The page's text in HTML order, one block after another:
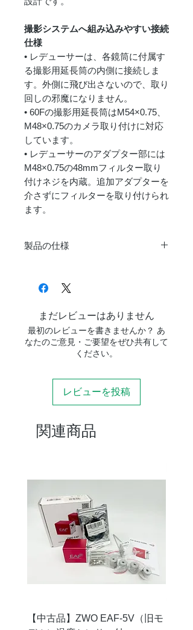
撮影システムへ組み込みやすい接続
仕様
• レデューサーは、各鏡筒に付属す
る撮影用延長筒の内側に接続しま
す。外側に飛び出さないので、取り
回しの邪魔になりません。
• 60Fの撮影用延長筒はM54×0.75、
M48×0.75のカメラ取り付けに対応
しています。
• レデューサーのアダプター部には
M48×0.75の48mmフィルター取り
付けネジを内蔵。追加アダプターを
介さずにフィルターを取り付けられ
ます。
製品の仕様
名
対応
鏡筒
Askar 60F
60F用：311mm
時口
イメ
ージ
サー
φ44mm（フルサイズ
対応）
カス
55mm（M48✕0.75mm
まだレビューはありません
最初のレビューを書きませんか？ あ
なたのご意見・ご要望をぜひ共有して
ください。
レビューを投稿
関連商品
【中古品】ZWO EAF-5V（旧モ